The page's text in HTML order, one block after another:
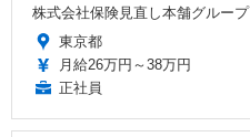
株式会社保険見直し本舗グループ
東京都
月給26万円～38万円
正社員